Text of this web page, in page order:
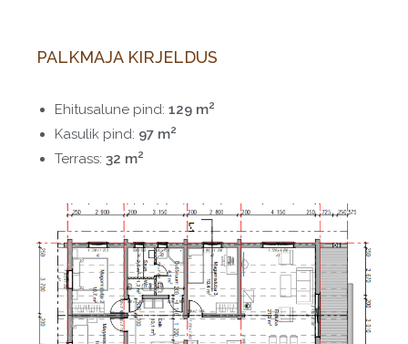
PALKMAJA KIRJELDUS
Ehitusalune pind: 129 m2
Kasulik pind: 97 m2
Terrass: 32 m2